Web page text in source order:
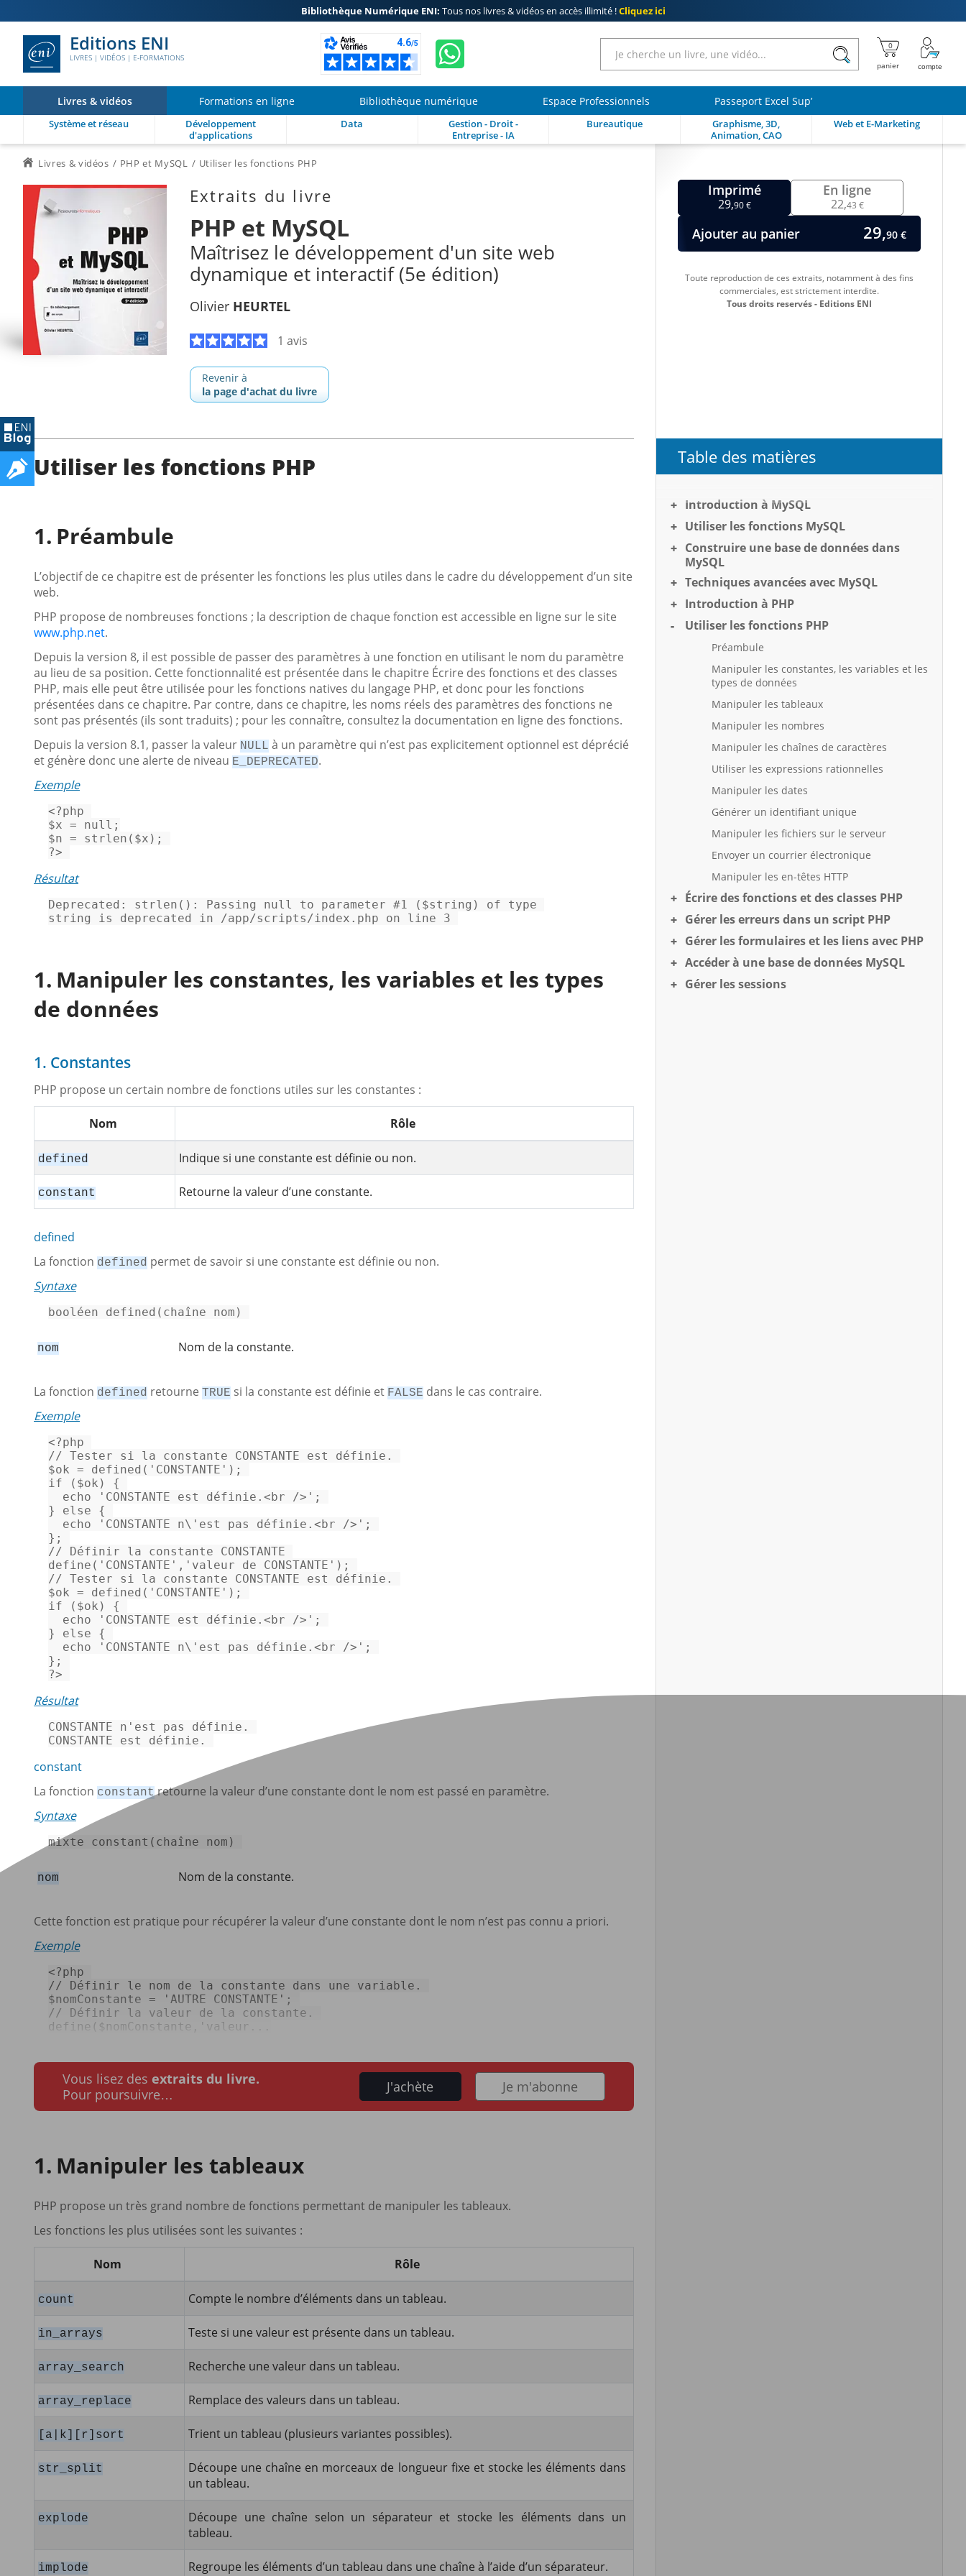
Bibliothèque Numérique ENI: Tous nos livres & vidéos en accès illimité !Cliquez ici
Editions ENI
LIVRES | VIDÉOS | E-FORMATIONS
Livres & vidéos Formations en ligne Bibliothèque numérique Espace Professionnels Passeport Excel Sup’
Système et réseau
Développement
d'applications
Data
Gestion - Droit -
Entreprise - IA
Bureautique
Graphisme, 3D,
Animation, CAO
Web et E-Marketing
Livres & vidéos PHP et MySQL Utiliser les fonctions PHP
Extraits du livre
PHP et MySQL
Maîtrisez le développement d'un site web
dynamique et interactif (5e édition)
Olivier HEURTEL
1 avis
Revenir à
la page d'achat du livre
Imprimé
29,90 €
En ligne
22,43 €
Ajouter au panier 29,90 €
Toute reproduction de ces extraits, notamment à des fins
commerciales, est strictement interdite.
Tous droits reservés - Editions ENI
Utiliser les fonctions PHP
Préambule
L’objectif de ce chapitre est de présenter les fonctions les plus utiles dans le cadre du développement d’un site
web.
PHP propose de nombreuses fonctions ; la description de chaque fonction est accessible en ligne sur le site
www.php.net.
Depuis la version 8, il est possible de passer des paramètres à une fonction en utilisant le nom du paramètre
au lieu de sa position. Cette fonctionnalité est présentée dans le chapitre Écrire des fonctions et des classes
PHP, mais elle peut être utilisée pour les fonctions natives du langage PHP, et donc pour les fonctions
présentées dans ce chapitre. Par contre, dans ce chapitre, les noms réels des paramètres des fonctions ne
sont pas présentés (ils sont traduits) ; pour les connaître, consultez la documentation en ligne des fonctions.
Depuis la version 8.1, passer la valeur NULL à un paramètre qui n’est pas explicitement optionnel est déprécié
et génère donc une alerte de niveau E_DEPRECATED.
Exemple
<?php
$x = null
$n = strlen ( $x
?>
Résultat
Deprecated: strlen(): Passing null to parameter #1 ($string ) of
string
is deprecated in /app/scripts/index.php on line 3
Manipuler les constantes, les variables et les types
de données
1. Constantes
PHP propose un certain nombre de fonctions utiles sur les constantes :
Nom Rôle
defined Indique si une constante est définie ou non.
constant Retourne la valeur d’une constante.
defined
La fonction defined permet de savoir si une constante est définie ou non.
Syntaxe
booléen defined (chaîne nom)
nom Nom de la constante.
La fonction defined retourne TRUE si la constante est définie et FALSE dans le cas contraire.
Exemple
<?php
// Tester si la constante CONSTANTE est définie.
$ok = defined ( 'CONSTANTE'
if ( $ok ) {
echo
'CONSTANTE est définie.<br />' ;
} else {
echo
'CONSTANTE n\'est pas définie.<br />' ;
// Définir la constante CONSTANTE
define ( 'CONSTANTE' , 'valeur de CONSTANTE'
// Tester si la constante CONSTANTE est définie.
$ok = defined ( 'CONSTANTE'
if ( $ok ) {
echo
'CONSTANTE est définie.<br />' ;
} else {
echo
'CONSTANTE n\'est pas définie.<br />' ;
?>
Résultat
CONSTANTE n 'est
pas définie.
CONSTANTE est définie.
constant
La fonction constantretourne la valeur d’une constante dont le nom est passé en paramètre.
Syntaxe
mixte constant (chaîne nom)
nom Nom de la constante.
Cette fonction est pratique pour récupérer la valeur d’une constante dont le nom n’est pas connu a priori.
Exemple
<?php
// Définir le nom de la constante dans une variable.
$nomConstante = 'AUTRE CONSTANTE'
// Définir la valeur de la constante.
define ( $nomConstante 'valeur...
Vous lisez des extraits du livre.
Pour poursuivre…
J'achète Je m'abonne
Manipuler les tableaux
PHP propose un très grand nombre de fonctions permettant de manipuler les tableaux.
Les fonctions les plus utilisées sont les suivantes :
Nom Rôle
count Compte le nombre d’éléments dans un tableau.
in_arrays Teste si une valeur est présente dans un tableau.
array_search Recherche une valeur dans un tableau.
array_replace Remplace des valeurs dans un tableau.
[a|k][r]sort Trient un tableau (plusieurs variantes possibles).
str_split
Découpe une chaîne en morceaux de longueur fixe et stocke les éléments dans
un tableau.
explode
Découpe une chaîne selon un séparateur et stocke les éléments dans un
tableau.
implode Regroupe les éléments d’un tableau dans une chaîne à l’aide d’un séparateur.
Table des matières
Introduction à MySQL
Utiliser les fonctions MySQL
Construire une base de données dans
MySQL
Techniques avancées avec MySQL
Introduction à PHP
Utiliser les fonctions PHP
Préambule
Manipuler les constantes, les variables et les
types de données
Manipuler les tableaux
Manipuler les nombres
Manipuler les chaînes de caractères
Utiliser les expressions rationnelles
Manipuler les dates
Générer un identifiant unique
Manipuler les fichiers sur le serveur
Envoyer un courrier électronique
Manipuler les en-têtes HTTP
Écrire des fonctions et des classes PHP
Gérer les erreurs dans un script PHP
Gérer les formulaires et les liens avec PHP
Accéder à une base de données MySQL
Gérer les sessions